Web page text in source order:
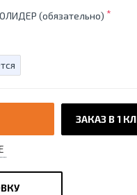
(обязательно)
ЗАКАЗ В 1